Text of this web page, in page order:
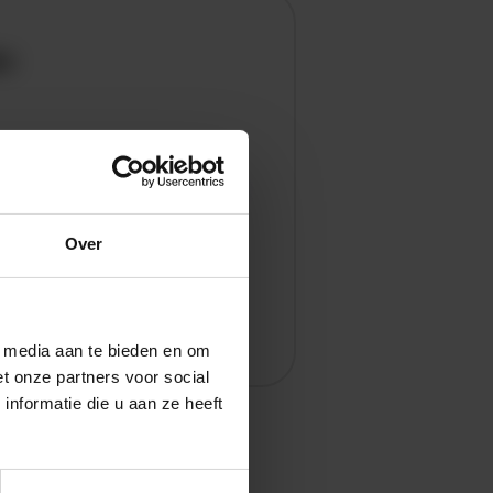
Over
aan te bieden en om
onze partners voor social
die u aan ze heeft